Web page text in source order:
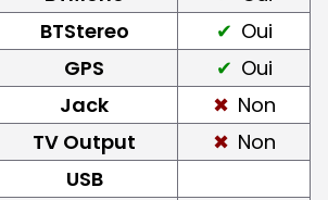
BTStereo
Oui
GPS
Oui
Jack
Non
TV Output
Non
USB